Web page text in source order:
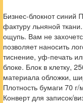
Бизнес-блокнот
фактуру льняной
ощупь. Вам не
позволяет наносить
тиснение, уф-печать
блоке. Блок в клетку,
материала обложки,
Плотность бумаги 70
Конверт для записок/